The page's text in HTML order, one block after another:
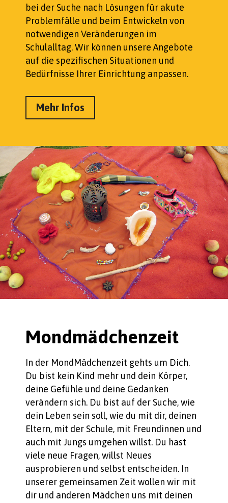
bei der Suche nach Lösungen für akute
Problemfälle und beim Entwickeln von
notwendigen Veränderungen im
Schulalltag. Wir können unsere Angebote
auf die spezifischen Situationen und
Bedürfnisse Ihrer Einrichtung anpassen.
Mehr Infos
Mondmädchenzeit
In der MondMädchenzeit gehts um Dich.
Du bist kein Kind mehr und dein Körper,
deine Gefühle und deine Gedanken
verändern sich. Du bist auf der Suche, wie
dein Leben sein soll, wie du mit dir, deinen
Eltern, mit der Schule, mit Freundinnen und
auch mit Jungs umgehen willst. Du hast
viele neue Fragen, willst Neues
ausprobieren und selbst entscheiden. In
unserer gemeinsamen Zeit wollen wir mit
dir und anderen Mädchen uns mit deinen